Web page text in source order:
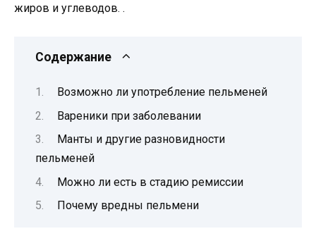
жиров и углеводов. .
Содержание
Возможно ли употребление пельменей
Вареники при заболевании
Манты и другие разновидности
пельменей
Можно ли есть в стадию ремиссии
Почему вредны пельмени